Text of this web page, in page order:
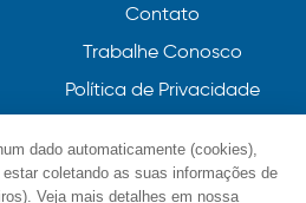
Contato
Trabalhe Conosco
Política de Privacidade
dado automaticamente (cookies),
coletando as suas informações de
Veja mais detalhes em nossa